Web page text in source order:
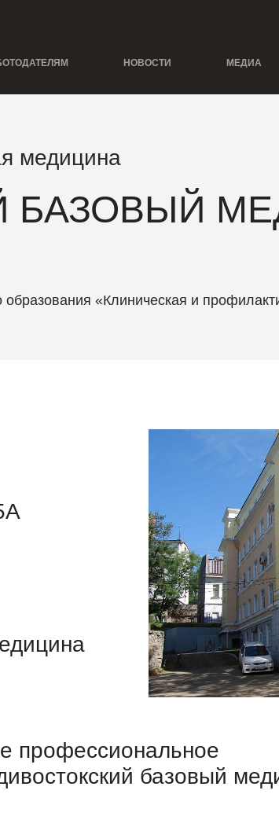
НОВОСТИ МЕДИА
медицина
БАЗОВЫЙ
«Клиническая и
профессиональное
базовый